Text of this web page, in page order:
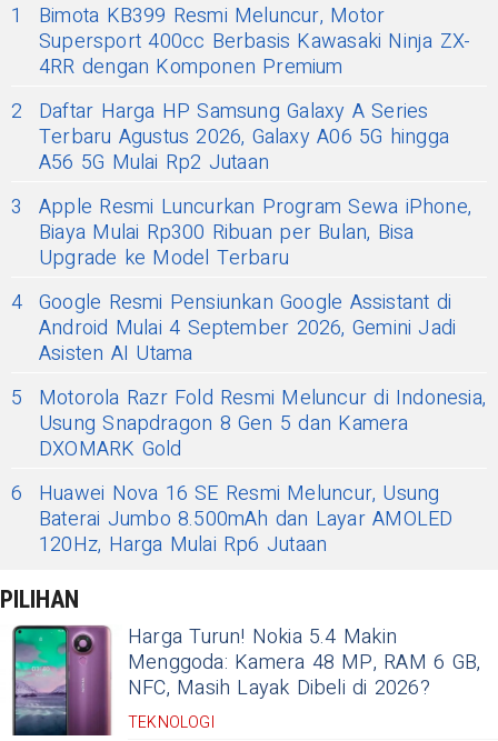
1
Bimota KB399 Resmi Meluncur, Motor
Supersport 400cc Berbasis Kawasaki Ninja ZX-
4RR dengan Komponen Premium
2
Daftar Harga HP Samsung Galaxy A Series
Terbaru Agustus 2026, Galaxy A06 5G hingga
A56 5G Mulai Rp2 Jutaan
3
Apple Resmi Luncurkan Program Sewa iPhone,
Biaya Mulai Rp300 Ribuan per Bulan, Bisa
Upgrade ke Model Terbaru
4 Google Resmi Pensiunkan Google Assistant di
Android Mulai 4 September 2026, Gemini Jadi
Asisten AI Utama
5
Motorola Razr Fold Resmi Meluncur di Indonesia,
Usung Snapdragon 8 Gen 5 dan Kamera
DXOMARK Gold
6
Huawei Nova 16 SE Resmi Meluncur, Usung
Baterai Jumbo 8.500mAh dan Layar AMOLED
120Hz, Harga Mulai Rp6 Jutaan
PILIHAN
Harga Turun! Nokia 5.4 Makin
Menggoda: Kamera 48 MP, RAM 6 GB,
NFC, Masih Layak Dibeli di 2026?
TEKNOLOGI